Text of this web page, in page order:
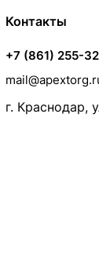
Контакты
+7 (861) 255-
г. Краснодар,